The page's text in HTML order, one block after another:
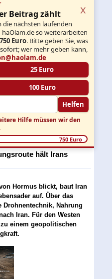
Beitrag zählt
die nächsten laufenden
so weiterarbeiten
750 Euro. Bitte geben Sie, was
wer mehr geben kann,
25 Euro
100 Euro
Helfen
x
Hilfe müssen wir den
750 Euro
hält Irans
Hormus blickt, baut Iran
auf. Über das
Drohnentechnik, Nahrung
Iran. Für den Westen
einem geopolitischen